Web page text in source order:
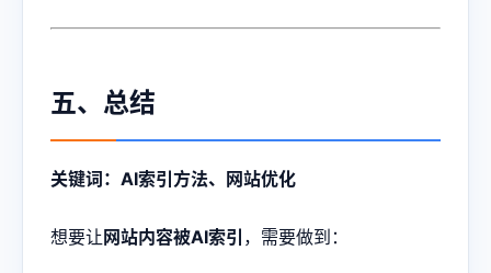
五、总结
关键词：AI索引方法、网站优化
想要让网站内容被AI索引 ，需要做到：